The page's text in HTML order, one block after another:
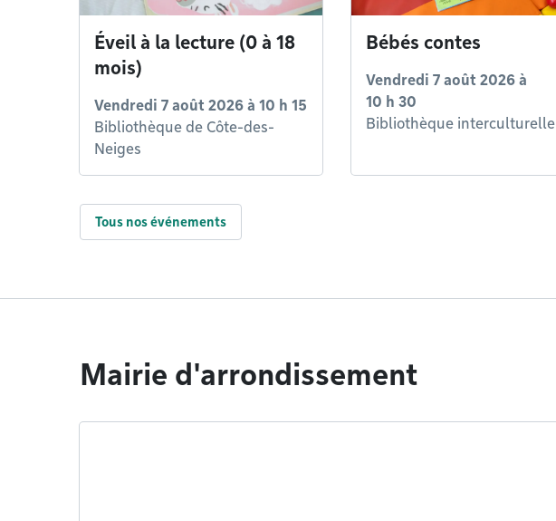
Éveil à la lecture (0 à 18
mois)
Vendredi 7 août 2026 à 10 h 15
Bibliothèque de Côte-des-
Neiges
Bébés contes
Vendredi 7 août 2026 à
10 h 30
Bibliothèque interculturelle
Tous nos événements
Mairie d'arrondissement